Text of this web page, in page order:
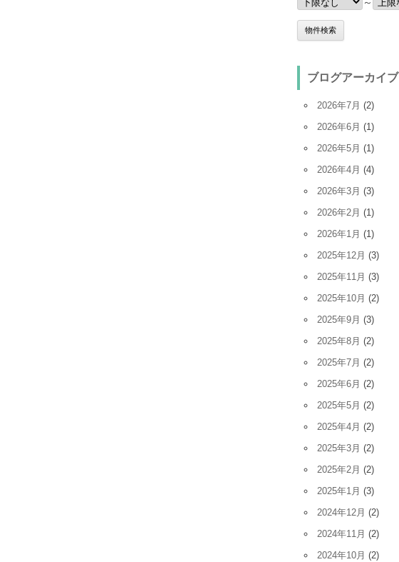
～
ブログアーカイブ
2026年7月 (2)
2026年6月 (1)
2026年5月 (1)
2026年4月 (4)
2026年3月 (3)
2026年2月 (1)
2026年1月 (1)
2025年12月 (3)
2025年11月 (3)
2025年10月 (2)
2025年9月 (3)
2025年8月 (2)
2025年7月 (2)
2025年6月 (2)
2025年5月 (2)
2025年4月 (2)
2025年3月 (2)
2025年2月 (2)
2025年1月 (3)
2024年12月 (2)
2024年11月 (2)
2024年10月 (2)